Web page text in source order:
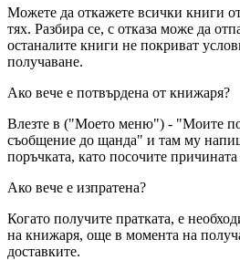
Можете да откажете всички книги
тях. Разбира се, с отказа може да
останалите книги не покриват
получаване.
Ако вече е потвърдена от книжаря?
Влезте в ("Моето меню") - "Моите
съобщение до щанда" и там му
поръчката, като посочите причината
Ако вече е изпратена?
Когато получите пратката, е
на книжаря, още в момента на
доставките.